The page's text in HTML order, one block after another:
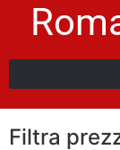
Filtra